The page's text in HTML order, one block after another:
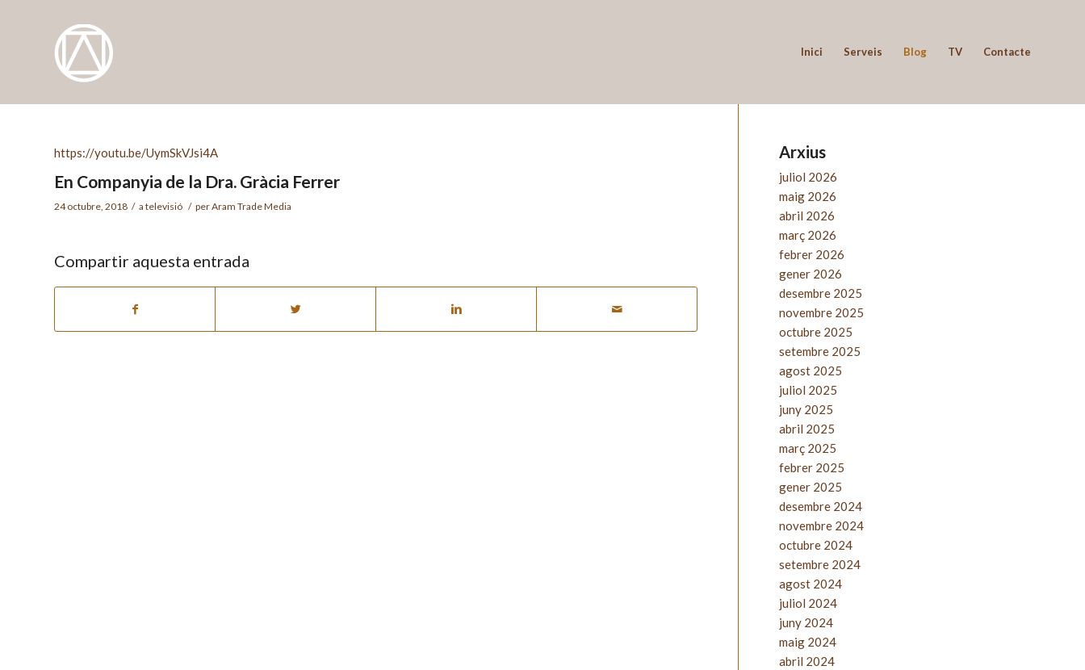
Inici Serveis Blog TV Contacte
https://youtu.be/UymSkVJsi4A
En Companyia de la Dra. Gràcia Ferrer
24 octubre, 2018 / a televisió / perAram Trade Media
Compartir aquesta entrada
Arxius
juliol 2026
maig 2026
abril 2026
març 2026
febrer 2026
gener 2026
desembre 2025
novembre 2025
octubre 2025
setembre 2025
agost 2025
juliol 2025
juny 2025
abril 2025
març 2025
febrer 2025
gener 2025
desembre 2024
novembre 2024
octubre 2024
setembre 2024
agost 2024
juliol 2024
juny 2024
maig 2024
abril 2024